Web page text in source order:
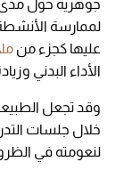
جوهرية حول
لممارسة الأنشطة
عليها كجزء من
الأداء البدني
وقد تجعل الطبيعة
خلال جلسات
لنعومته في